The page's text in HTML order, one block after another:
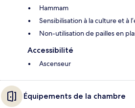
Hammam
Sensibilisation à la culture et à
Non-utilisation de pailles en
Accessibilité
Ascenseur
Équipements de la chambre